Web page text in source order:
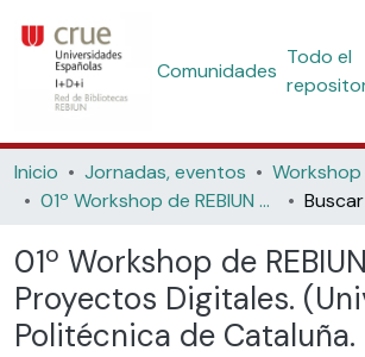
Comunidades
Todo el
Inicio Jornadas, eventos
01º Workshop de REBIUN de Proyectos Digitales. (Universidad Politécnica de Cataluña. 2002)
Buscar
01º Workshop de
Proyectos Digitales.
Politécnica de